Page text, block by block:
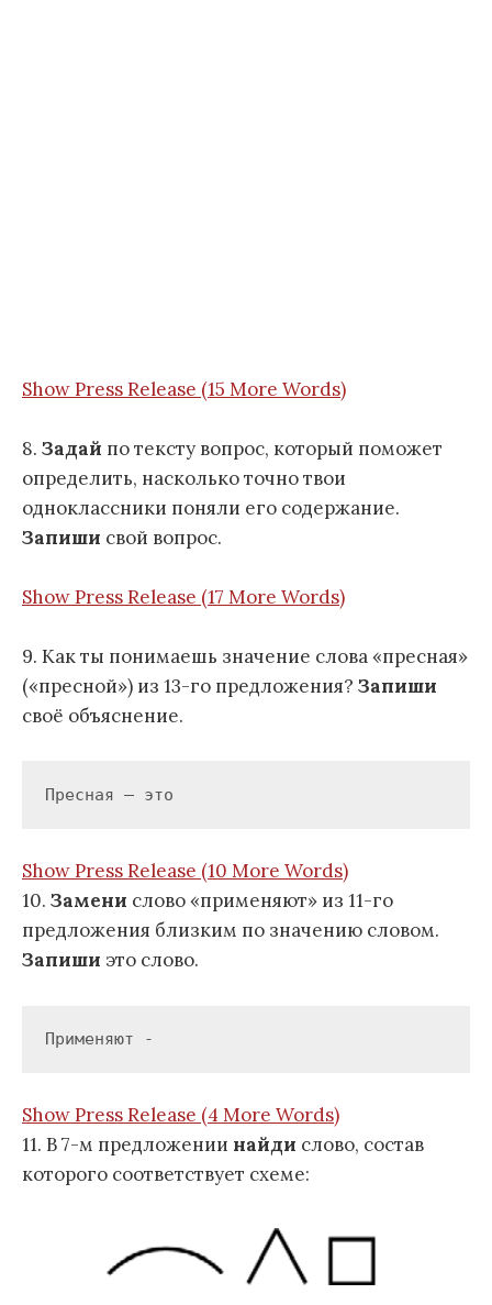
Show Press Release (15 More Words)
8. Задай по тексту вопрос, который поможет
определить, насколько точно твои
одноклассники поняли его содержание.
Запиши свой вопрос.
Show Press Release (17 More Words)
9. Как ты понимаешь значение слова «пресная»
(«пресной») из 13-го предложения? Запиши
своё объяснение.
Пресная – это
Show Press Release (10 More Words)
10. Замени слово «применяют» из 11-го
предложения близким по значению словом.
Запиши это слово.
Применяют -
Show Press Release (4 More Words)
11. В 7-м предложении найди слово, состав
которого соответствует схеме: